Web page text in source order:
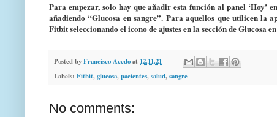
Para empezar, solo hay que añadir esta función al panel ‘Hoy’
añadiendo “Glucosa en sangre”. Para aquellos que utilicen la
Fitbit seleccionando el icono de ajustes en la sección de Glucosa
Posted byFrancisco Acedoat 12.11.21
Labels: Fitbit,glucosa,pacientes,salud,sangre
No comments: